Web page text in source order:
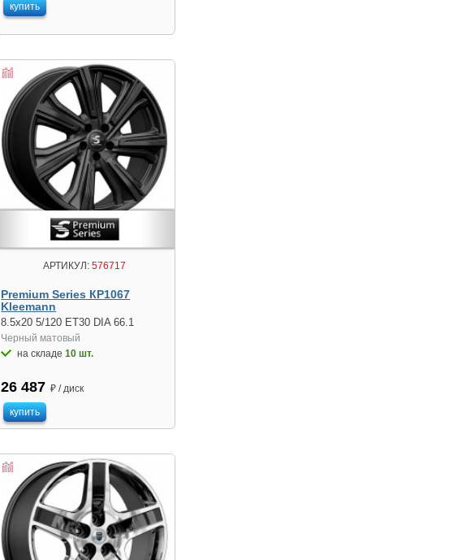
купить
АРТИКУЛ: 576717
Premium Series КР1067
Kleemann
8.5x20 5/120 ET30 DIA 66.1
Черный матовый
на складе10 шт.
26 487 ₽ / диск
купить